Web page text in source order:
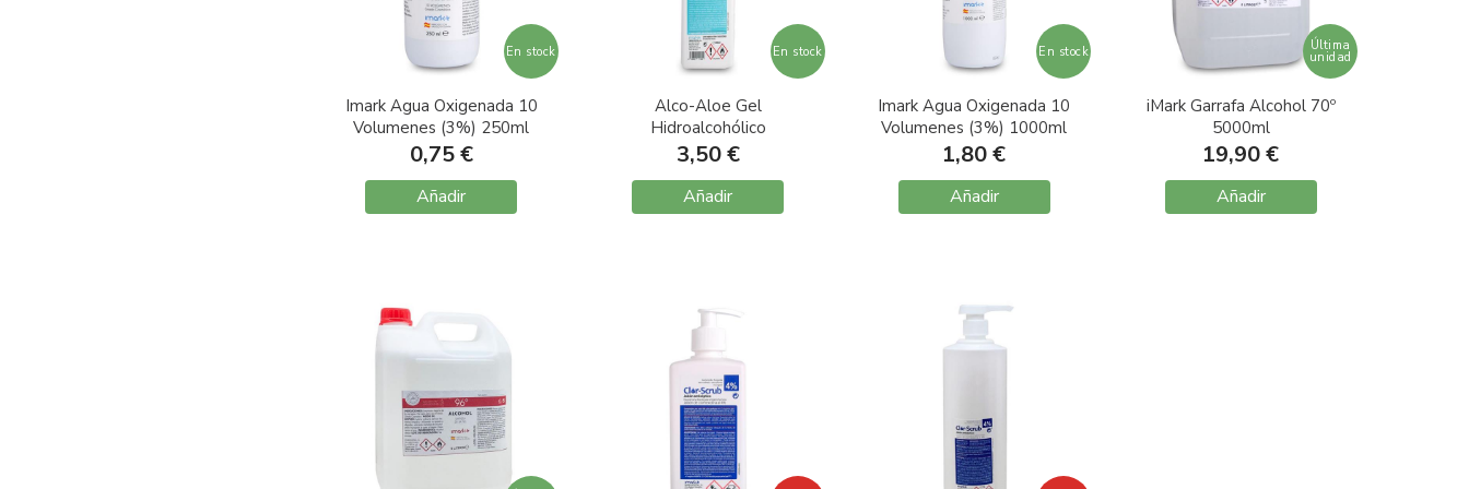
En stock
Imark Agua Oxigenada 10
Volumenes (3%) 250ml
0,75 €
Añadir
En stock
Alco-Aloe Gel
Hidroalcohólico
Antiséptico de Manos
500ml
3,50 €
Añadir
En stock
Imark Agua Oxigenada 10
Volumenes (3%) 1000ml
1,80 €
Añadir
Última
unidad
iMark Garrafa Alcohol 70º
5000ml
19,90 €
Añadir